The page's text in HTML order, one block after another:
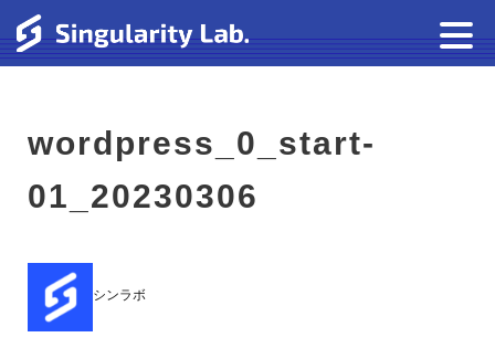
wordpress_0_start-
01_20230306
シンラボ